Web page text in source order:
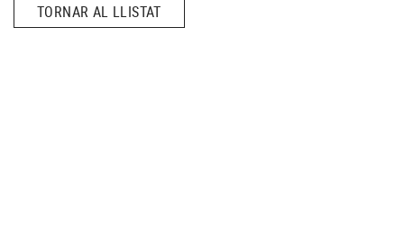
TORNAR AL LLISTAT